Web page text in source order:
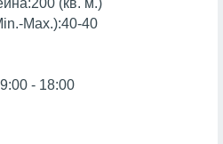
Max.):40-40
- 18:00